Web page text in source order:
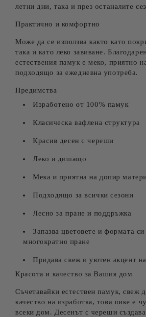
летни дни, така и през останалите
Практично и комфортно
Може да се използва както като
така и като леко завиване.
естествения памук е меко, приятно
подходящо за ежедневна употреба.
Предимства
Изработено от 100% памук
Класическа вафлена структура
Красив десен с череши
Леко и дишащо
Мека и приятна на допир
Подходящо за всички сезони
Лесно за пране и поддръжка
Запазва цветовете и формата си
многократно пране
Придава свеж и уютен акцент
Красота и качество за Вашия дом
Съчетавайки естествен памук, свеж
качество на изработка, това пике е
всеки дом. Десенът с череши